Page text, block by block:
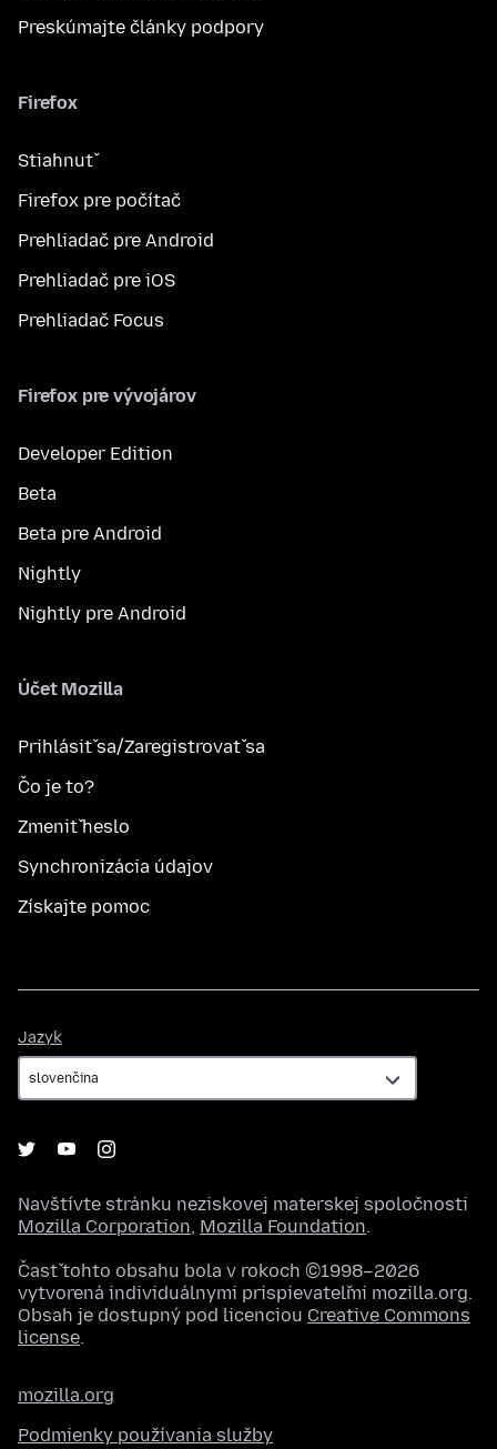
Preskúmajte články podpory
Firefox
Stiahnuť
Firefox pre počítač
Prehliadač pre Android
Prehliadač pre iOS
Prehliadač Focus
Firefox pre vývojárov
Developer Edition
Beta
Beta pre Android
Nightly
Nightly pre Android
Účet Mozilla
Prihlásiť sa/Zaregistrovať sa
Čo je to?
Zmeniť heslo
Synchronizácia údajov
Získajte pomoc
Jazyk
Navštívte stránku neziskovej materskej spoločnosti
Mozilla Corporation, Mozilla Foundation.
Časť tohto obsahu bola v rokoch ©1998–2026
vytvorená individuálnymi prispievateľmi mozilla.org.
Obsah je dostupný pod licenciou Creative Commons
license.
mozilla.org
Podmienky používania služby